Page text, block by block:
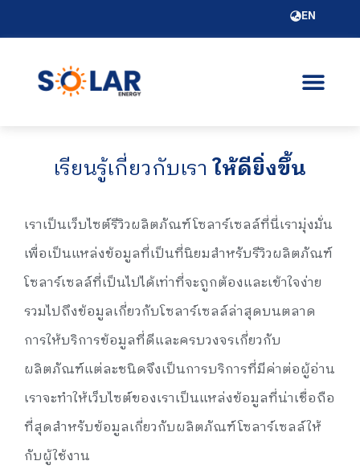
EN
เรียนรู้เกี่ยวกับเราให้ดียิ่งขึ้น
เราเป็นเว็บไซต์รีวิวผลิตภัณฑ์โซลาร์เซลล์ที่นี่เรามุ่งมั่น
เพื่อเป็นแหล่งข้อมูลที่เป็นที่นิยมสำหรับรีวิวผลิตภัณฑ์
โซลาร์เซลล์ที่เป็นไปได้เท่าที่จะถูกต้องและเข้าใจง่าย
รวมไปถึงข้อมูลเกี่ยวกับโซลาร์เซลล์ล่าสุดบนตลาด
การให้บริการข้อมูลที่ดีและครบวงจรเกี่ยวกับ
ผลิตภัณฑ์แต่ละชนิดจึงเป็นการบริการที่มีค่าต่อผู้อ่าน
เราจะทำให้เว็บไซต์ของเราเป็นแหล่งข้อมูลที่น่าเชื่อถือ
ที่สุดสำหรับข้อมูลเกี่ยวกับผลิตภัณฑ์โซลาร์เซลล์ให้
กับผู้ใช้งาน